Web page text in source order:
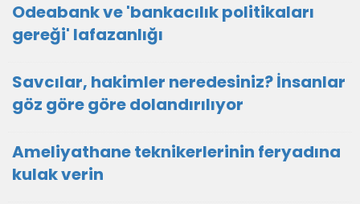
Odeabank ve 'bankacılık politikaları
gereği' lafazanlığı
Savcılar, hakimler neredesiniz? İnsanlar
göz göre göre dolandırılıyor
Ameliyathane teknikerlerinin feryadına
kulak verin